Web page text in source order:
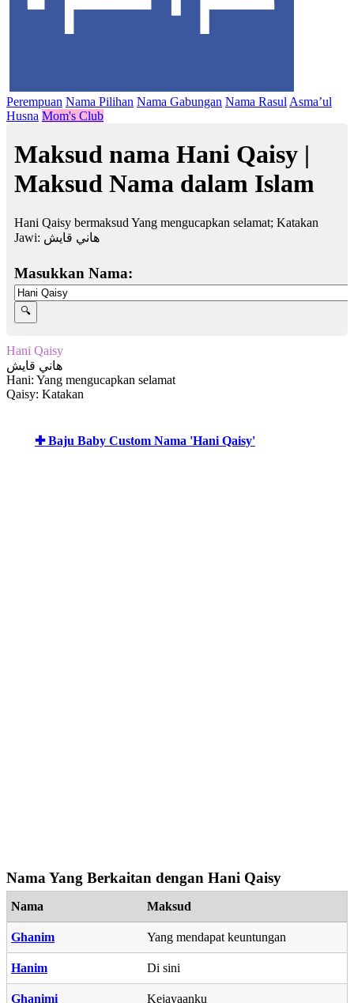
Perempuan Nama Pilihan Nama Gabungan Nama Rasul Asma’ul
Husna Mom's Club
Maksud nama Hani Qaisy |
Maksud Nama dalam Islam
Hani Qaisy bermaksud Yang mengucapkan selamat; Katakan
Jawi: هاني قايش
Masukkan Nama:
Hani Qaisy
هاني قايش
Hani: Yang mengucapkan selamat
Qaisy: Katakan
✚ Baju Baby Custom Nama 'Hani Qaisy'
Nama Yang Berkaitan dengan Hani Qaisy
Nama Maksud
Ghanim Yang mendapat keuntungan
Hanim Di sini
Ghanimi Kejayaanku